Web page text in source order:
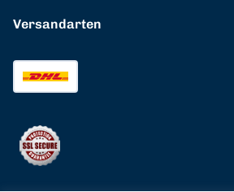
Versandarten